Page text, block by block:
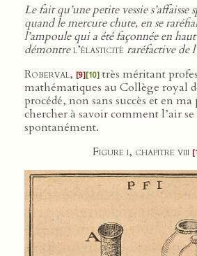
Le fait qu’une petite vessie s’affaisse
quand le mercure chute, en se
l’ampoule qui a été façonnée en
démontrel’élasticité raréfactive de
Roberval, [9][10] très méritant
mathématiques au Collège royal
procédé, non sans succès et en
chercher à savoir comment l’air
spontanément.
Figure i, chapitre viii